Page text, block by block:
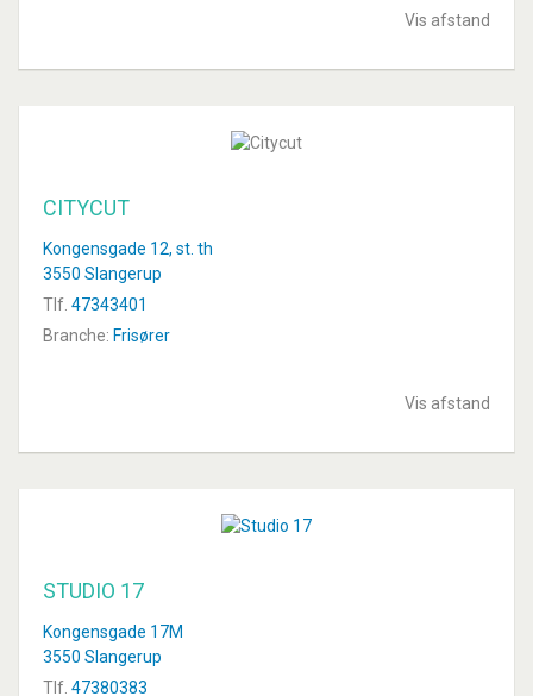
Vis afstand
CITYCUT
Kongensgade 12, st. th
3550 Slangerup
Tlf. 47343401
Branche: Frisører
Vis afstand
STUDIO 17
Kongensgade 17M
3550 Slangerup
Tlf. 47380383